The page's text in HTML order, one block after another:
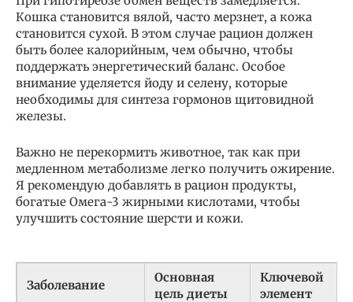
Кошка становится вялой, часто мерзнет, а кожа
становится сухой. В этом случае рацион должен
быть более калорийным, чем обычно, чтобы
поддержать энергетический баланс. Особое
внимание уделяется йоду и селену, которые
необходимы для синтеза гормонов щитовидной
железы.
Важно не перекормить животное, так как при
медленном метаболизме легко получить ожирение.
Я рекомендую добавлять в рацион продукты,
богатые Омега-3 жирными кислотами, чтобы
улучшить состояние шерсти и кожи.
Заболевание
Основная
цель диеты
Ключевой
элемент